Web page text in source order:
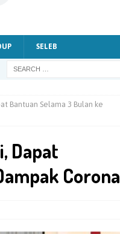
SELEB
Bantuan Selama 3 Bulan ke
Dapat
Corona